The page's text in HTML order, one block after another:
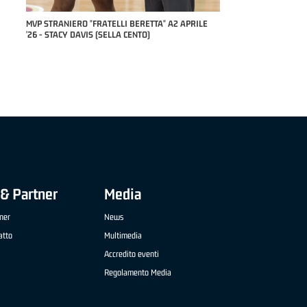
MVP "FRATELLI BERETTA" SAMUEL DILAS B
NAZIONALE APRILE '26 - MARCO RESTELLI (TAV
Partner Media
News
Multimedia
Accredito eventi
Regolamento Media